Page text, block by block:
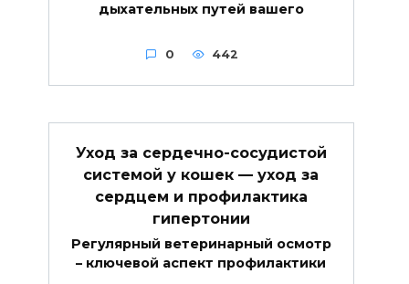
дыхательных путей вашего
0 442
Уход за сердечно-сосудистой
системой у кошек — уход за
сердцем и профилактика
гипертонии
Регулярный ветеринарный осмотр
– ключевой аспект профилактики